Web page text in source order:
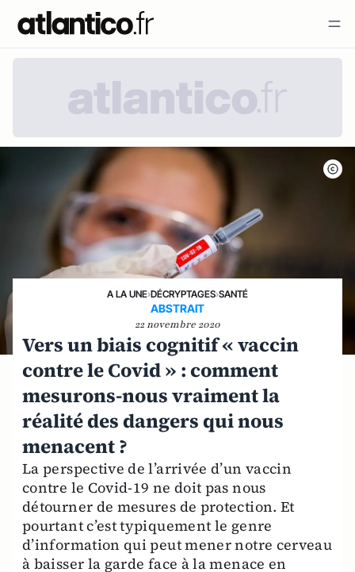
A LA UNE›DÉCRYPTAGES›SANTÉ
ABSTRAIT
22 novembre 2020
Vers un biais cognitif « vaccin
contre le Covid » : comment
mesurons-nous vraiment la
réalité des dangers qui nous
menacent ?
La perspective de l’arrivée d’un vaccin
contre le Covid-19 ne doit pas nous
détourner de mesures de protection. Et
pourtant c’est typiquement le genre
d’information qui peut mener notre cerveau
à baisser la garde face à la menace en